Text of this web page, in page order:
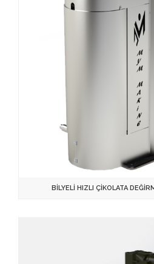
BİLYELİ HIZLI ÇİKOLATA